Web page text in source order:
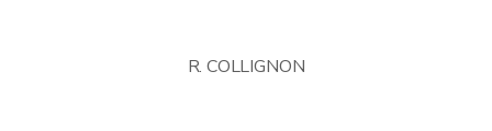
R. COLLIGNON